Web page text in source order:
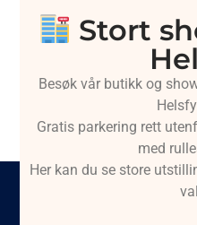
Stort
Besøk vår butikk og
Gratis parkering rett
med
Her kan du se store